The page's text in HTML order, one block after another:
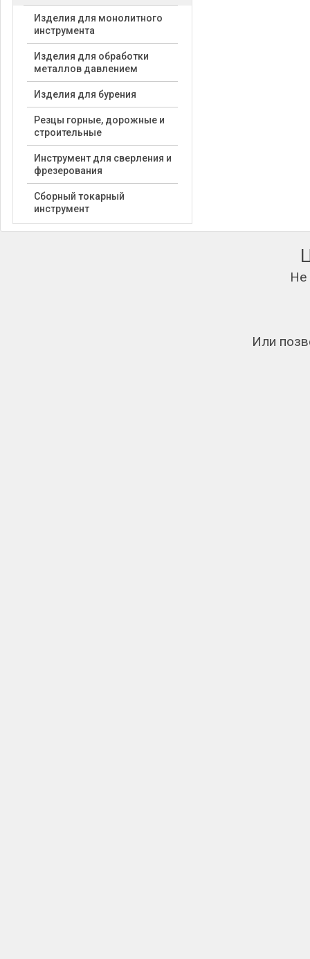
Изделия для монолитного
инструмента
Изделия для обработки
металлов давлением
Изделия для бурения
Резцы горные, дорожные и
строительные
Инструмент для сверления и
фрезерования
Сборный токарный
инструмент
Не
Или